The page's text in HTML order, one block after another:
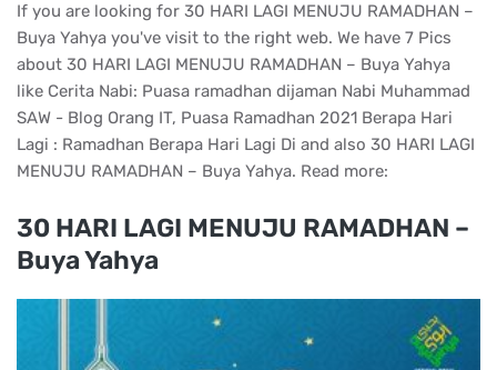
If you are looking for 30 HARI LAGI MENUJU RAMADHAN –
Buya Yahya you've visit to the right web. We have 7 Pics
about 30 HARI LAGI MENUJU RAMADHAN – Buya Yahya
like Cerita Nabi: Puasa ramadhan dijaman Nabi Muhammad
SAW - Blog Orang IT, Puasa Ramadhan 2021 Berapa Hari
Lagi : Ramadhan Berapa Hari Lagi Di and also 30 HARI LAGI
MENUJU RAMADHAN – Buya Yahya. Read more:
30 HARI LAGI MENUJU RAMADHAN –
Buya Yahya